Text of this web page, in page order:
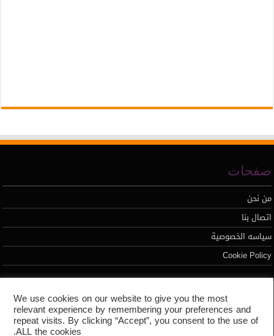
صفحات
من نحن
اتصال بنا
سياسه الخصوصية
Cookie Policy
تطوير محمد السيد
We use cookies on our website to give you the most
relevant experience by remembering your preferences and
repeat visits. By clicking “Accept”, you consent to the use of
ALL the cookies.